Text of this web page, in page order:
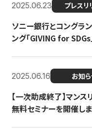
2025.06.23 プレスリ
ソニー銀行とコングラ
ング「GIVING for
2025.06.16 お知
【一次助成終了】マン
無料セミナーを開催し